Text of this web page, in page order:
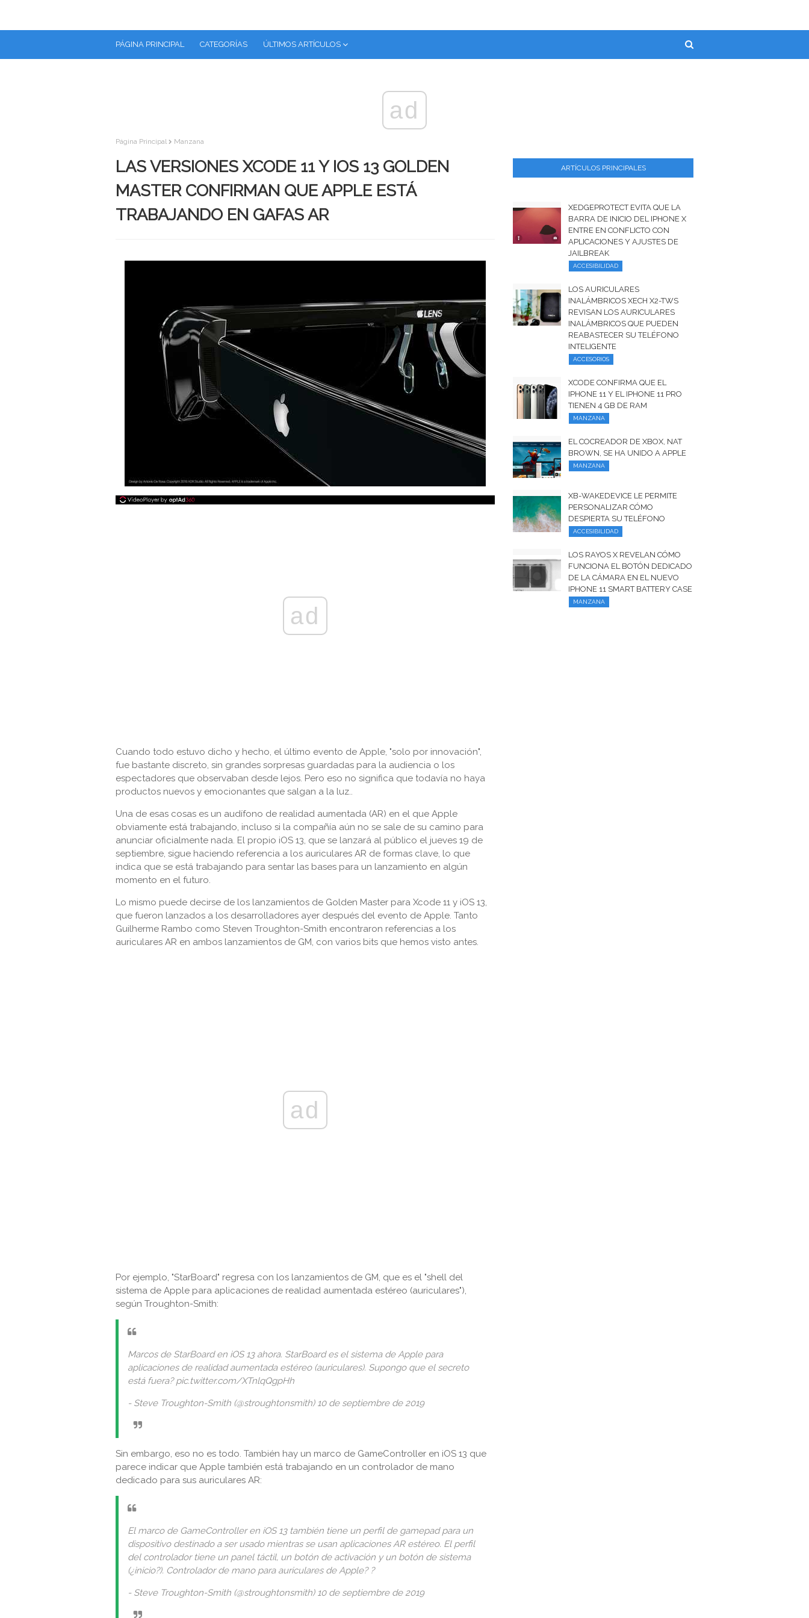
PÁGINA PRINCIPAL CATEGORÍAS ÚLTIMOS ARTÍCULOS
ad
Página Principal Manzana
LAS VERSIONES XCODE 11 Y IOS 13 GOLDEN
MASTER CONFIRMAN QUE APPLE ESTÁ
TRABAJANDO EN GAFAS AR
ad
Cuando todo estuvo dicho y hecho, el último evento de Apple, "solo por innovación",
fue bastante discreto, sin grandes sorpresas guardadas para la audiencia o los
espectadores que observaban desde lejos. Pero eso no significa que todavía no haya
productos nuevos y emocionantes que salgan a la luz..
Una de esas cosas es un audífono de realidad aumentada (AR) en el que Apple
obviamente está trabajando, incluso si la compañía aún no se sale de su camino para
anunciar oficialmente nada. El propio iOS 13, que se lanzará al público el jueves 19 de
septiembre, sigue haciendo referencia a los auriculares AR de formas clave, lo que
indica que se está trabajando para sentar las bases para un lanzamiento en algún
momento en el futuro.
Lo mismo puede decirse de los lanzamientos de Golden Master para Xcode 11 y iOS 13,
que fueron lanzados a los desarrolladores ayer después del evento de Apple. Tanto
Guilherme Rambo como Steven Troughton-Smith encontraron referencias a los
auriculares AR en ambos lanzamientos de GM, con varios bits que hemos visto antes.
ad
Por ejemplo, "StarBoard" regresa con los lanzamientos de GM, que es el "shell del
sistema de Apple para aplicaciones de realidad aumentada estéreo (auriculares"),
según Troughton-Smith:
Marcos de StarBoard en iOS 13 ahora. StarBoard es el sistema de Apple para
aplicaciones de realidad aumentada estéreo (auriculares). Supongo que el secreto
está fuera? pic.twitter.com/XTnlqQgpHh
- Steve Troughton-Smith (@stroughtonsmith) 10 de septiembre de 2019
Sin embargo, eso no es todo. También hay un marco de GameController en iOS 13 que
parece indicar que Apple también está trabajando en un controlador de mano
dedicado para sus auriculares AR:
El marco de GameController en iOS 13 también tiene un perfil de gamepad para un
dispositivo destinado a ser usado mientras se usan aplicaciones AR estéreo. El perfil
del controlador tiene un panel táctil, un botón de activación y un botón de sistema
(¿inicio?). Controlador de mano para auriculares de Apple? ?
- Steve Troughton-Smith (@stroughtonsmith) 10 de septiembre de 2019
ARTÍCULOS PRINCIPALES
XEDGEPROTECT EVITA QUE LA
BARRA DE INICIO DEL IPHONE X
ENTRE EN CONFLICTO CON
APLICACIONES Y AJUSTES DE
JAILBREAK
ACCESIBILIDAD
LOS AURICULARES
INALÁMBRICOS XECH X2-TWS
REVISAN LOS AURICULARES
INALÁMBRICOS QUE PUEDEN
REABASTECER SU TELÉFONO
INTELIGENTE
ACCESORIOS
XCODE CONFIRMA QUE EL
IPHONE 11 Y EL IPHONE 11 PRO
TIENEN 4 GB DE RAM
MANZANA
EL COCREADOR DE XBOX, NAT
BROWN, SE HA UNIDO A APPLE
MANZANA
XB-WAKEDEVICE LE PERMITE
PERSONALIZAR CÓMO
DESPIERTA SU TELÉFONO
ACCESIBILIDAD
LOS RAYOS X REVELAN CÓMO
FUNCIONA EL BOTÓN DEDICADO
DE LA CÁMARA EN EL NUEVO
IPHONE 11 SMART BATTERY CASE
MANZANA